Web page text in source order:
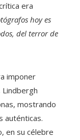
era
hoy es
del terror de
imponer
Lindbergh
mostrando
auténticas.
en su célebre